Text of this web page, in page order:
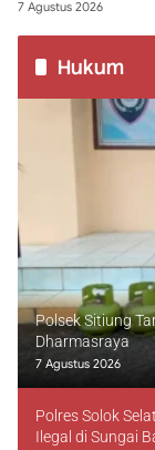
7 Agustus 2026
Hukum
Polsek Sitiung
Dharmasraya
7 Agustus 2026
Polres Solok
Ilegal di Sungai